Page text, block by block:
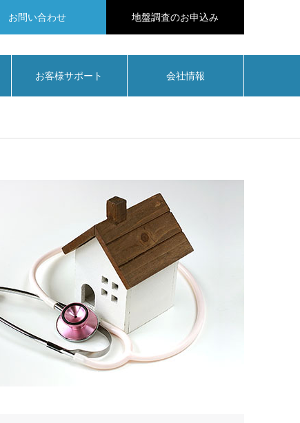
お問い合わせ 地盤調査のお申込み
お客様サポート 会社情報